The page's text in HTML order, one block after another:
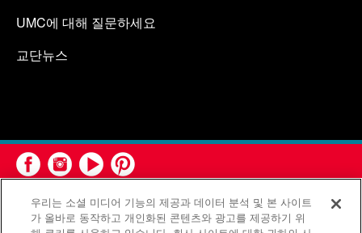
UMC에 대해 질문하세요
교단뉴스
우리는 소셜 미디어 기능의 제공과 데이터 분석 및 본 사이트
가 올바로 동작하고 개인화된 콘텐츠와 광고를 제공하기 위